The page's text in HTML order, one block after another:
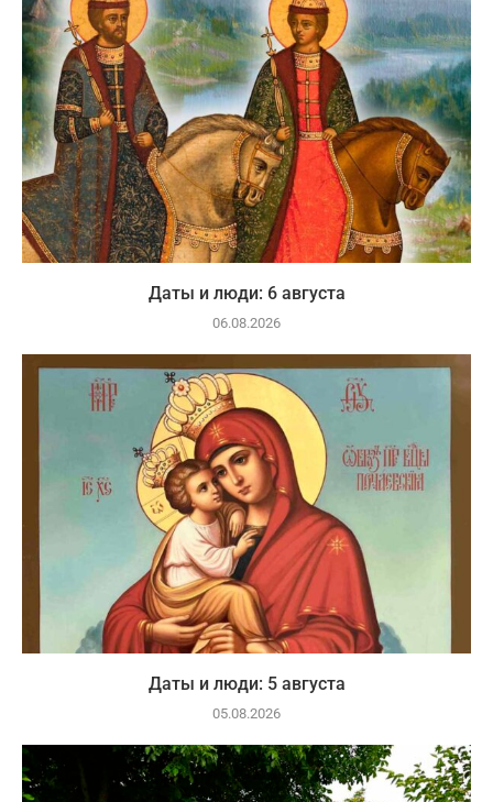
Даты и люди: 6 августа
06.08.2026
Даты и люди: 5 августа
05.08.2026